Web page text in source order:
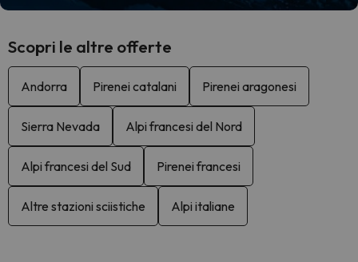
Scopri le altre offerte
Andorra Pirenei catalani Pirenei aragonesi
Sierra Nevada Alpi francesi del Nord
Alpi francesi del Sud Pirenei francesi
Altre stazioni sciistiche Alpi italiane